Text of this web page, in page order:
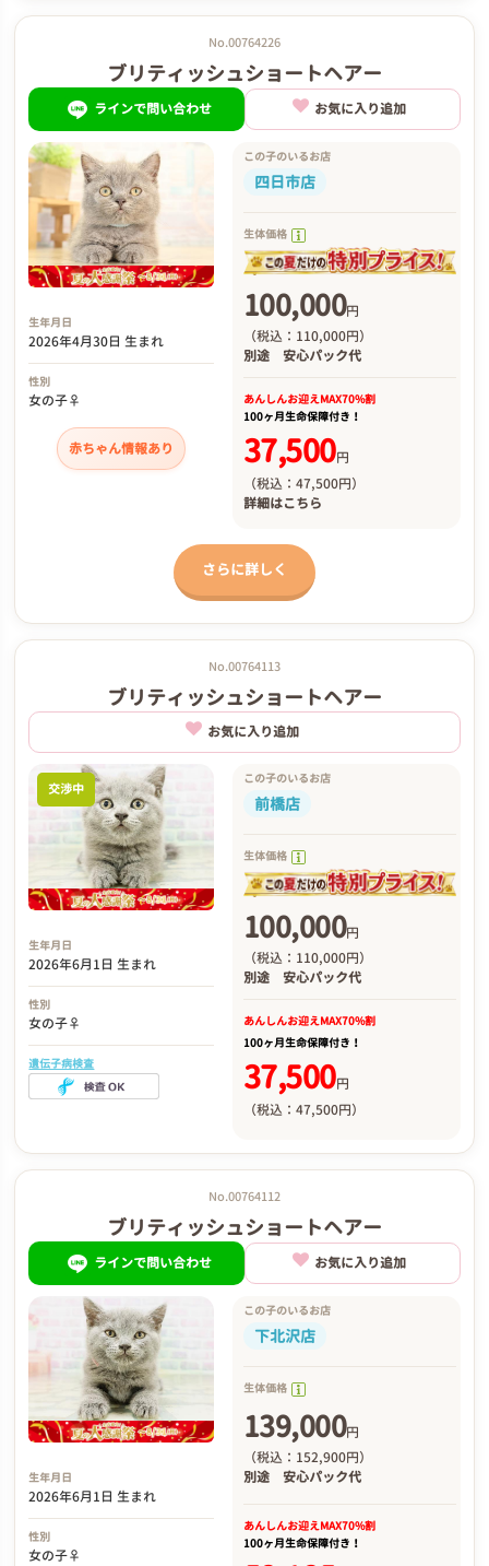
No.00764226
ブリティッシュショートヘアー
ラインで問い合わせ お気に入り追加
生年月日
2026年4月30日 生まれ
性別
女の子♀
赤ちゃん情報あり
この子のいるお店
四日市店
生体価格
100,000円
（税込：110,000円）
別途 安心パック代
あんしんお迎えMAX70%割
100ヶ月生命保障付き！
37,500円
（税込：47,500円）
詳細はこちら
さらに詳しく
No.00764113
ブリティッシュショートヘアー
お気に入り追加
交渉中
生年月日
2026年6月1日 生まれ
性別
女の子♀
遺伝子病検査
この子のいるお店
前橋店
生体価格
100,000円
（税込：110,000円）
別途 安心パック代
あんしんお迎えMAX70%割
100ヶ月生命保障付き！
37,500円
（税込：47,500円）
No.00764112
ブリティッシュショートヘアー
ラインで問い合わせ お気に入り追加
生年月日
2026年6月1日 生まれ
性別
女の子♀
この子のいるお店
下北沢店
生体価格
139,000円
（税込：152,900円）
別途 安心パック代
あんしんお迎えMAX70%割
100ヶ月生命保障付き！